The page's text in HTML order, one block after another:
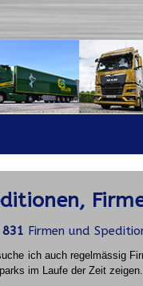
831 Firmen und
ich auch regelmässig
im Laufe der Zeit zeigen.